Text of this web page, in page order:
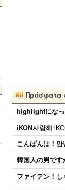
Πρόσφατα
highlightになっ
iKON사랑해
こんばんは！
ファイテン！し